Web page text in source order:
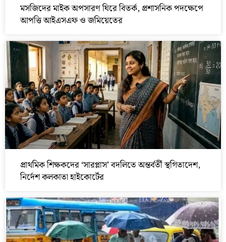
মসজিদের মাইক অপসারণ ঘিরে বিতর্ক, প্রশাসনিক পদক্ষেপে
আপত্তি আইএসএফ ও জমিয়েতের
প্রাথমিক শিক্ষকদের ‘সারপ্লাস’ বদলিতে অন্তর্বর্তী স্থগিতাদেশ,
নির্দেশ কলকাতা হাইকোর্টের